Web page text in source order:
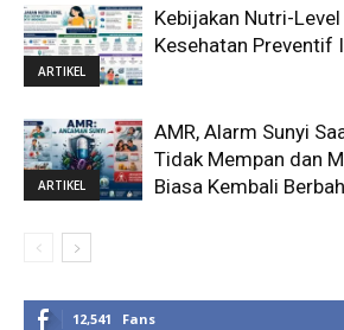
ARTIKEL
Kebijakan Nutri-
Kesehatan Preventif
ARTIKEL
AMR, Alarm Sunyi
Tidak Mempan dan
Biasa Kembali
12,541 Fans